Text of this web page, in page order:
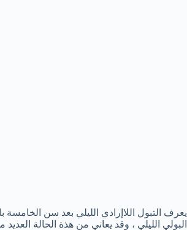
يعرف التبول اللاإرادي الليلي بعد سن الخامسة
البولي الليلي ، وقد يعاني من هذة الحالة العديد